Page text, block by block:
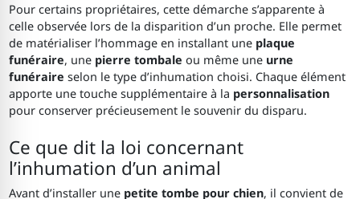
Pour certains propriétaires, cette démarche s’apparente à
celle observée lors de la disparition d’un proche. Elle permet
de matérialiser l’hommage en installant une plaque
funéraire, une pierre tombale ou même une urne
funéraire selon le type d’inhumation choisi. Chaque élément
apporte une touche supplémentaire à la personnalisation
pour conserver précieusement le souvenir du disparu.
Ce que dit la loi concernant
l’inhumation d’un animal
Avant d’installer une petite tombe pour chien, il convient de